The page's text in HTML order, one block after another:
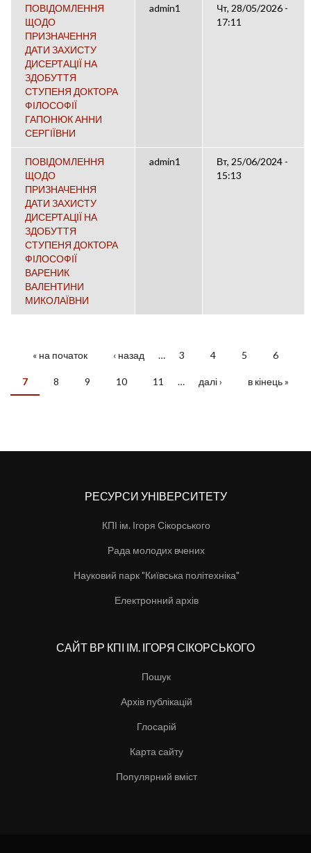
ПОВІДОМЛЕННЯ
ЩОДО
ПРИЗНАЧЕННЯ
ДАТИ ЗАХИСТУ
ДИСЕРТАЦІЇ НА
ЗДОБУТТЯ
СТУПЕНЯ ДОКТОРА
ФІЛОСОФІЇ
ГАПОНЮК АННИ
СЕРГІЇВНИ
admin1
Чт, 28/05/2026 -
17:11
ПОВІДОМЛЕННЯ
ЩОДО
ПРИЗНАЧЕННЯ
ДАТИ ЗАХИСТУ
ДИСЕРТАЦІЇ НА
ЗДОБУТТЯ
СТУПЕНЯ ДОКТОРА
ФІЛОСОФІЇ
ВАРЕНИК
ВАЛЕНТИНИ
МИКОЛАЇВНИ
admin1
Вт, 25/06/2024 -
15:13
« на початок ‹ назад … 3 4 5 6
7 8 9 10 11 … далі › в кінець »
РЕСУРСИ УНІВЕРСИТЕТУ
КПІ ім. Ігоря Сікорського
Рада молодих вчених
Науковий парк "Київська політехніка"
Електронний архів
САЙТ ВР КПІ ІМ. ІГОРЯ СІКОРСЬКОГО
Пошук
Архів публікацій
Глосарій
Карта сайту
Популярний вміст